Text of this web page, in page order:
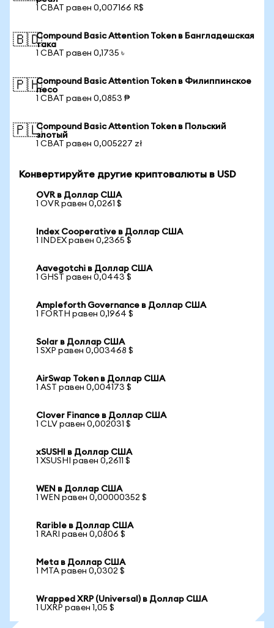
1 CBAT равен 0,007166 R$
🇧🇩Compound Basic Attention Token в Бангладешская
така
1 CBAT равен 0,1735 ৳
🇵🇭Compound Basic Attention Token в Филиппинское
песо
1 CBAT равен 0,0853 ₱
🇵🇱Compound Basic Attention Token в Польский
злотый
1 CBAT равен 0,005227 zł
Конвертируйте другие криптовалюты в USD
OVR в Доллар США
1 OVR равен 0,0261 $
Index Cooperative в Доллар США
1 INDEX равен 0,2365 $
Aavegotchi в Доллар США
1 GHST равен 0,0443 $
Ampleforth Governance в Доллар США
1 FORTH равен 0,1964 $
Solar в Доллар США
1 SXP равен 0,003468 $
AirSwap Token в Доллар США
1 AST равен 0,004173 $
Clover Finance в Доллар США
1 CLV равен 0,002031 $
xSUSHI в Доллар США
1 XSUSHI равен 0,2611 $
WEN в Доллар США
1 WEN равен 0,00000352 $
Rarible в Доллар США
1 RARI равен 0,0806 $
Meta в Доллар США
1 MTA равен 0,0302 $
Wrapped XRP (Universal) в Доллар США
1 UXRP равен 1,05 $